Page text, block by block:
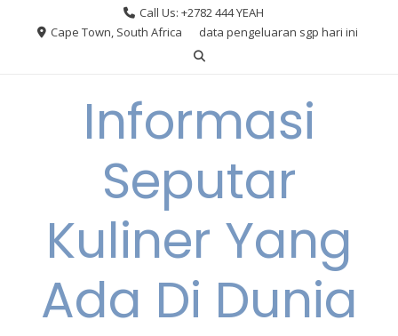
Call Us: +2782 444 YEAH
Cape Town, South Africa
data pengeluaran sgp hari ini
Informasi
Seputar
Kuliner Yang
Ada Di Dunia